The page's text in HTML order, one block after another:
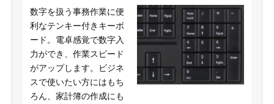
数字を扱う事務作業に便
利なテンキー付きキーボ
ード。電卓感覚で数字入
力ができ、作業スピード
がアップします。ビジネ
スで使いたい方にはもち
ろん、家計簿の作成にも